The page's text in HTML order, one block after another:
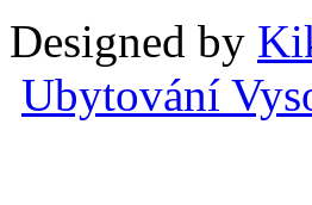
Designed by
Ubytování